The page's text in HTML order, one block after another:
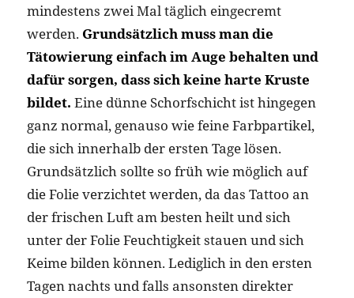
mindestens zwei Mal täglich eingecremt
werden. Grundsätzlich muss man die
Tätowierung einfach im Auge behalten und
dafür sorgen, dass sich keine harte Kruste
bildet. Eine dünne Schorfschicht ist hingegen
ganz normal, genauso wie feine Farbpartikel,
die sich innerhalb der ersten Tage lösen.
Grundsätzlich sollte so früh wie möglich auf
die Folie verzichtet werden, da das Tattoo an
der frischen Luft am besten heilt und sich
unter der Folie Feuchtigkeit stauen und sich
Keime bilden können. Lediglich in den ersten
Tagen nachts und falls ansonsten direkter